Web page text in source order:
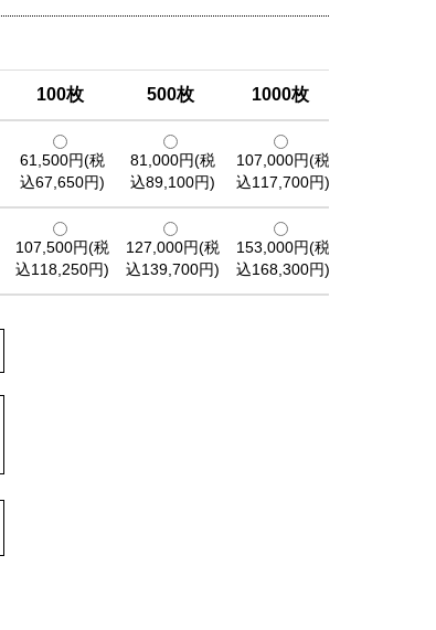
100枚 500枚 1000枚
61,500円(税
込67,650円)
81,000円(税
込89,100円)
107,000円(税
込117,700円)
107,500円(税
込118,250円)
127,000円(税
込139,700円)
153,000円(税
込168,300円)